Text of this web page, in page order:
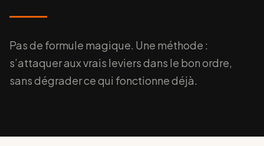
Pas de formule magique. Une méthode :
s’attaquer aux vrais leviers dans le bon ordre,
sans dégrader ce qui fonctionne déjà.